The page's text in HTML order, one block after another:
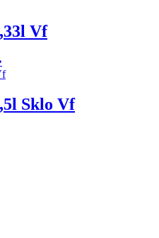
Vf
Sklo Vf